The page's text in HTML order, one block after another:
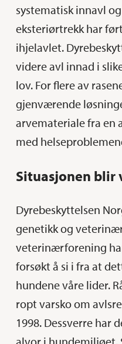
systematisk innavl
eksteriørtrekk har
ihjelavlet.
videre avl innad i
lov. For flere av
gjenværende
arvemateriale fra en
med
Situasjonen blir
Dyrebeskyttelsen
genetikk og
veterinærforening
forsøkt å si i fra at
hundene våre lider.
ropt varsko om
1998. Dessverre har